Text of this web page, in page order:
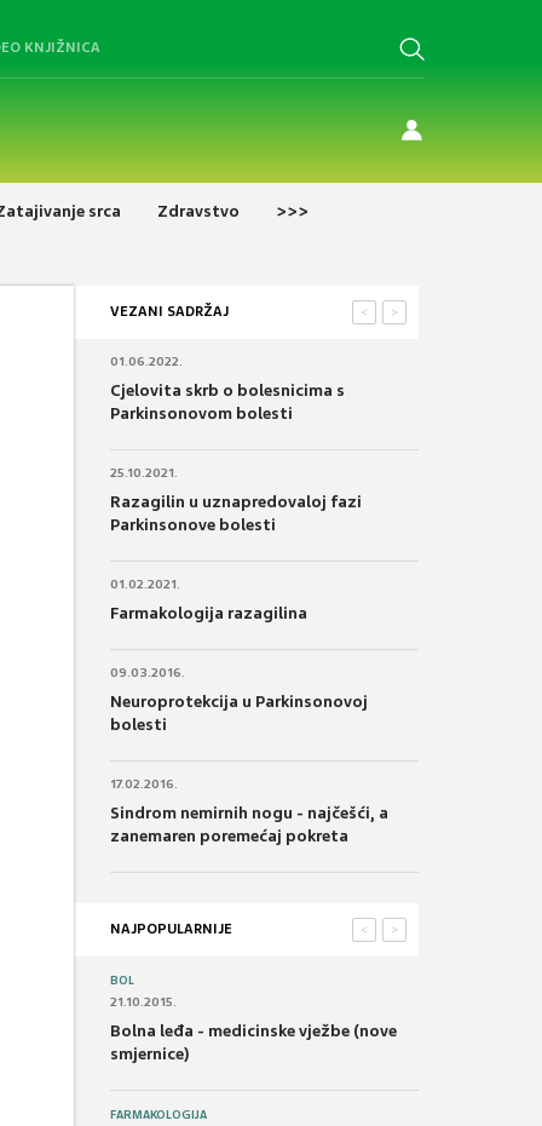
KNJIŽNICA
srca Zdravstvo >>>
VEZANI SADRŽAJ >
<
01.06.2022.
Cjelovita skrb o bolesnicima s
Parkinsonovom bolesti
25.10.2021.
Razagilin u uznapredovaloj fazi
Parkinsonove bolesti
01.02.2021.
Farmakologija razagilina
09.03.2016.
Neuroprotekcija u Parkinsonovoj
bolesti
17.02.2016.
Sindrom nemirnih nogu - najčešći, a
zanemaren poremećaj pokreta
NAJPOPULARNIJE >
<
BOL
21.10.2015.
Bolna leđa - medicinske vježbe (nove
smjernice)
FARMAKOLOGIJA